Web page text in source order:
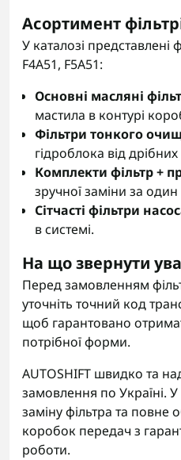
Асортимент
У каталозі представлені
F4A51, F5A51:
Основні масляні
мастила в контурі
Фільтри тонкого
гідроблока від
Комплекти фільтр +
зручної заміни за
Сітчасті фільтри
в системі.
На що звернути
Перед замовленням
уточніть точний код
щоб гарантовано
потрібної форми.
AUTOSHIFT швидко та
замовлення по Україні.
заміну фільтра та повне
коробок передач з
роботи.